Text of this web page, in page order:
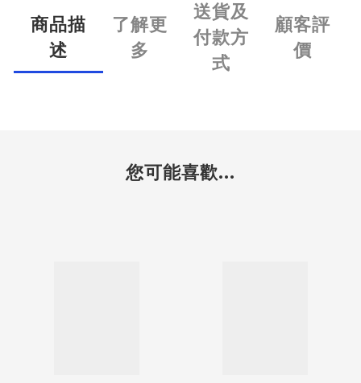
商品描
述
了解更
多
送貨及
付款方
式
顧客評
價
您可能喜歡...